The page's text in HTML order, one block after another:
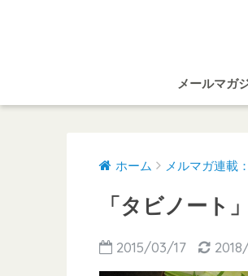
メールマガ
ホーム メルマガ連載
「タビノート
2015/03/17